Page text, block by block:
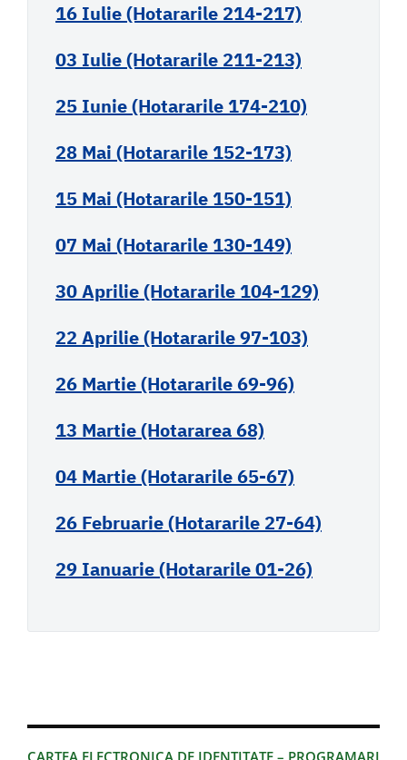
16 Iulie (Hotararile 214-217)
03 Iulie (Hotararile 211-213)
25 Iunie (Hotararile 174-210)
28 Mai (Hotararile 152-173)
15 Mai (Hotararile 150-151)
07 Mai (Hotararile 130-149)
30 Aprilie (Hotararile 104-129)
22 Aprilie (Hotararile 97-103)
26 Martie (Hotararile 69-96)
13 Martie (Hotararea 68)
04 Martie (Hotararile 65-67)
26 Februarie (Hotararile 27-64)
29 Ianuarie (Hotararile 01-26)